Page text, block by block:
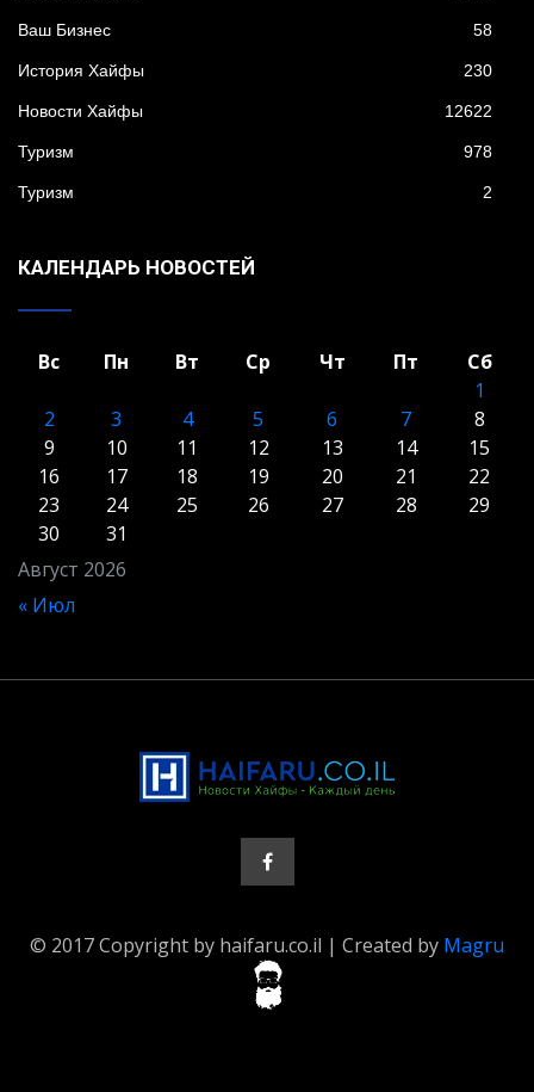
Ваш Бизнес 58
История Хайфы 230
Новости Хайфы 12622
Туризм 978
Туризм 2
КАЛЕНДАРЬ НОВОСТЕЙ
Август 2026
Вс Пн Вт Ср Чт Пт
Сб
1
2
3 4 5 6 7
8
9
10 11 12 13 14
15
16
17 18 19 20 21
22
23
24 25 26 27 28
29
30
31
« Июл
© 2017 Copyright by haifaru.co.il | Created by Magru